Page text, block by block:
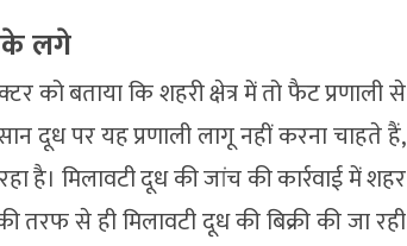
लगे
को बताया कि शहरी क्षेत्र में तो फैट प्रणाली से
दूध पर यह प्रणाली लागू नहीं करना चाहते हैं,
है। मिलावटी दूध की जांच की कार्रवाई में शहर
से ही मिलावटी दूध की बिक्री की जा रही